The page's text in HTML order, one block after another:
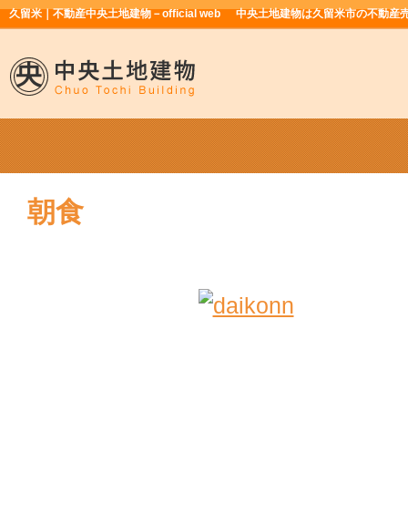
久留米｜不動産中央土地建物－official web 中央土地建物は久留米市の不動産
朝食